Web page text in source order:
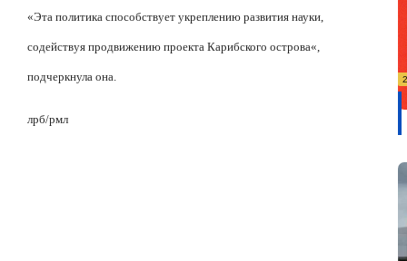
«Эта политика способствует укреплению развития науки,
содействуя продвижению проекта Карибского острова«
подчеркнула она.
лрб/рмл